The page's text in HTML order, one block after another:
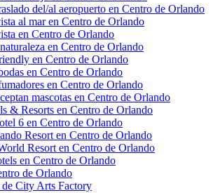
del/al aeropuerto en Centro de Orlando
al mar en Centro de Orlando
en Centro de Orlando
en Centro de Orlando
en Centro de Orlando
en Centro de Orlando
en Centro de Orlando
mascotas en Centro de Orlando
& Resorts en Centro de Orlando
6 en Centro de Orlando
Resort en Centro de Orlando
Resort en Centro de Orlando
en Centro de Orlando
de Orlando
de City Arts Factory